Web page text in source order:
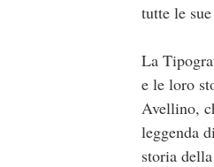
tutte le
La
e le loro
Avellino,
leggenda
storia